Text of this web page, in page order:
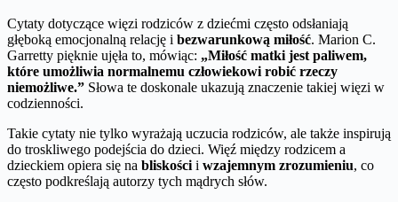
Cytaty dotyczące więzi rodziców z dziećmi często odsłaniają
głęboką emocjonalną relację i bezwarunkową miłość. Marion C.
Garretty pięknie ujęła to, mówiąc: „Miłość matki jest paliwem,
które umożliwia normalnemu człowiekowi robić rzeczy
niemożliwe.” Słowa te doskonale ukazują znaczenie takiej więzi w
codzienności.
Takie cytaty nie tylko wyrażają uczucia rodziców, ale także inspirują
do troskliwego podejścia do dzieci. Więź między rodzicem a
dzieckiem opiera się na bliskości i wzajemnym zrozumieniu, co
często podkreślają autorzy tych mądrych słów.